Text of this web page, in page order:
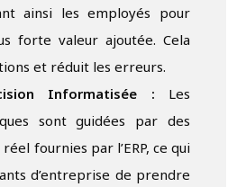
ainsi les employés pour
forte valeur ajoutée. Cela
et réduit les erreurs.
Informatisée : Les
sont guidées par des
fournies par l’ERP, ce qui
d’entreprise de prendre